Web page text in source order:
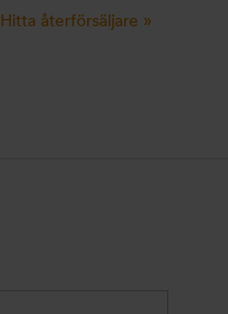
Hitta återförsäljare »